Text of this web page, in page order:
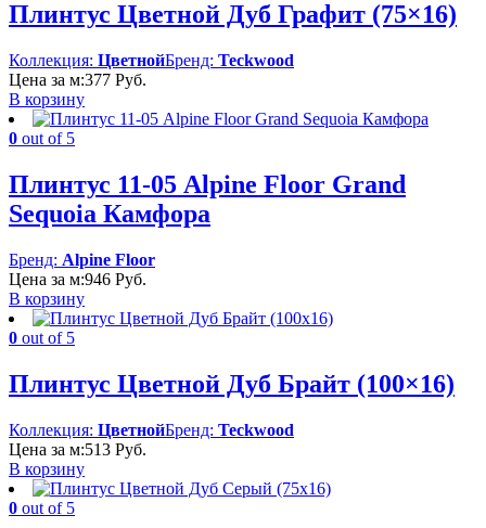
1
526 Руб.
Плинтус Цветной Дуб Графит (75×16)
Коллекция: ЦветнойБренд: Teckwood
Цена за м:377 Руб.
В корзину
0 out of 5
Плинтус 11-05 Alpine Floor Grand
Sequoia Камфора
Бренд: Alpine Floor
Цена за м:946 Руб.
В корзину
0 out of 5
Плинтус Цветной Дуб Брайт (100×16)
Коллекция: ЦветнойБренд: Teckwood
Цена за м:513 Руб.
В корзину
0 out of 5